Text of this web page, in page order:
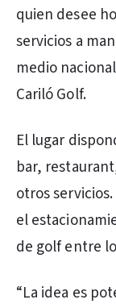
quien desee
servicios a
medio
Cariló Golf.
El lugar
bar,
otros
el
de golf entre
“La idea es